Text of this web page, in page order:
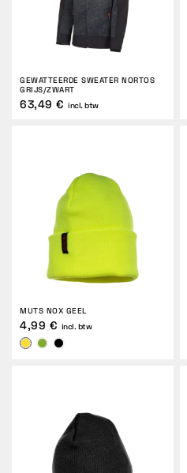
GEWATTEERDE SWEATER NORTOS
GRIJS/ZWART
63,49 € incl. btw
MUTS NOX GEEL
4,99 € incl. btw